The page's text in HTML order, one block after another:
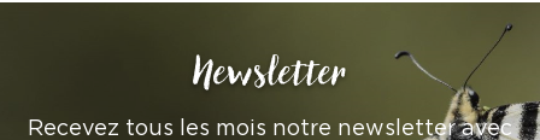
Newsletter
Recevez tous les mois notre newsletter avec